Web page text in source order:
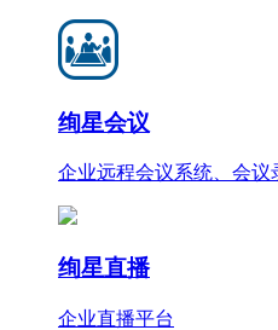
绚星会议
企业远程会议系统、会议
绚星直播
企业直播平台